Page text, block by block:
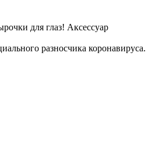
для глаз! Аксессуар
разносчика коронавируса.